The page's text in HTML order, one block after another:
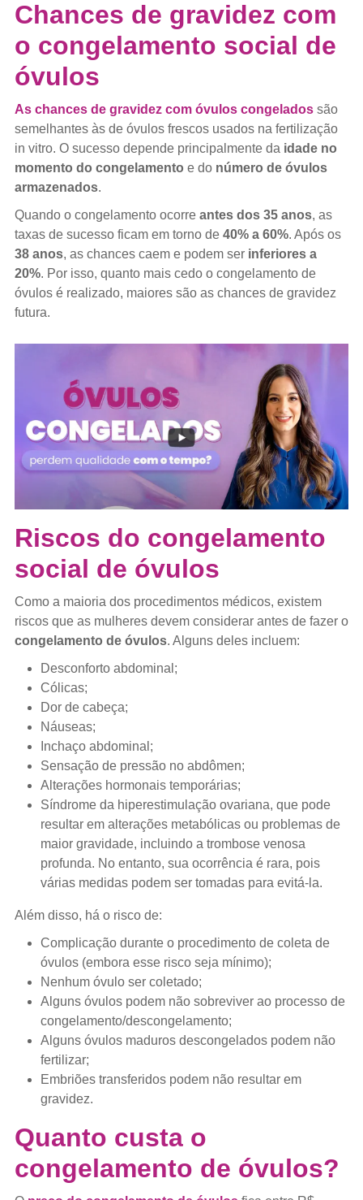
Chances de gravidez com
o congelamento social de
óvulos
As chances de gravidez com óvulos congeladossão
semelhantes às de óvulos frescos usados na fertilização
in vitro. O sucesso depende principalmente da idade no
momento do congelamento e do número de óvulos
armazenados.
Quando o congelamento ocorre antes dos 35 anos, as
taxas de sucesso ficam em torno de 40% a 60%. Após os
38 anos, as chances caem e podem ser inferiores a
20%. Por isso, quanto mais cedo o congelamento de
óvulos é realizado, maiores são as chances de gravidez
futura.
Riscos do congelamento
social de óvulos
Como a maioria dos procedimentos médicos, existem
riscos que as mulheres devem considerar antes de fazer o
congelamento de óvulos. Alguns deles incluem:
Desconforto abdominal;
Cólicas;
Dor de cabeça;
Náuseas;
Inchaço abdominal;
Sensação de pressão no abdômen;
Alterações hormonais temporárias;
Síndrome da hiperestimulação ovariana, que pode
resultar em alterações metabólicas ou problemas de
maior gravidade, incluindo a trombose venosa
profunda. No entanto, sua ocorrência é rara, pois
várias medidas podem ser tomadas para evitá-la.
Além disso, há o risco de:
Complicação durante o procedimento de coleta de
óvulos (embora esse risco seja mínimo);
Nenhum óvulo ser coletado;
Alguns óvulos podem não sobreviver ao processo de
congelamento/descongelamento;
Alguns óvulos maduros descongelados podem não
fertilizar;
Embriões transferidos podem não resultar em
gravidez.
Quanto custa o
congelamento de óvulos?